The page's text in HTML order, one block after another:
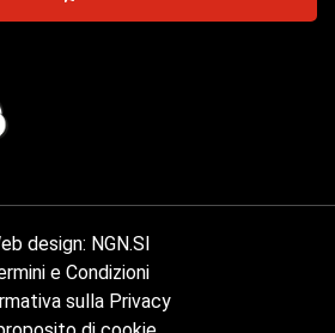
design: NGN.SI
e Condizioni
sulla Privacy